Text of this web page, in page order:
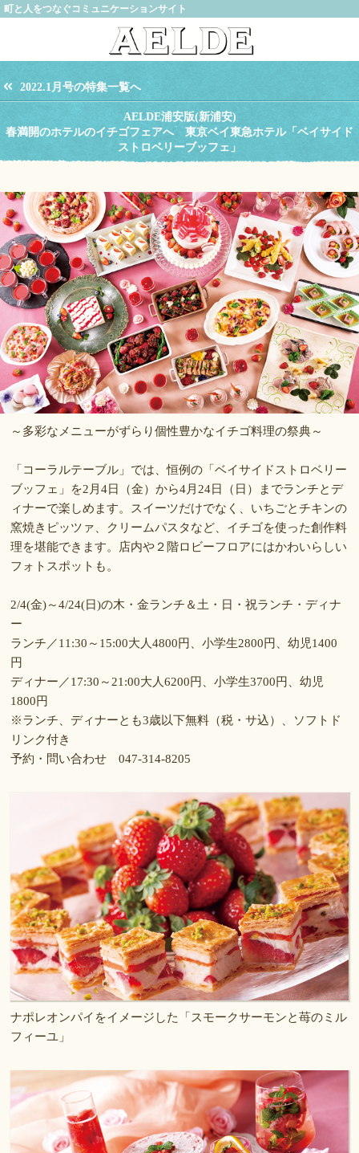
町と人をつなぐコミュニケーションサイト
2022.1月号の特集一覧へ
AELDE浦安版(新浦安)
春満開のホテルのイチゴフェアへ 東京ベイ東急ホテル「ベイサイド
ストロベリーブッフェ」
～多彩なメニューがずらり個性豊かなイチゴ料理の祭典～
「コーラルテーブル」では、恒例の「ベイサイドストロベリー
ブッフェ」を2月4日（金）から4月24日（日）までランチとデ
ィナーで楽しめます。スイーツだけでなく、いちごとチキンの
窯焼きピッツァ、クリームパスタなど、イチゴを使った創作料
理を堪能できます。店内や２階ロビーフロアにはかわいらしい
フォトスポットも。
2/4(金)～4/24(日)の木・金ランチ＆土・日・祝ランチ・ディナ
ー
ランチ／11:30～15:00大人4800円、小学生2800円、幼児1400
円
ディナー／17:30～21:00大人6200円、小学生3700円、幼児
1800円
※ランチ、ディナーとも3歳以下無料（税・サ込）、ソフトド
リンク付き
予約・問い合わせ 047-314-8205
ナポレオンパイをイメージした「スモークサーモンと苺のミル
フィーユ」